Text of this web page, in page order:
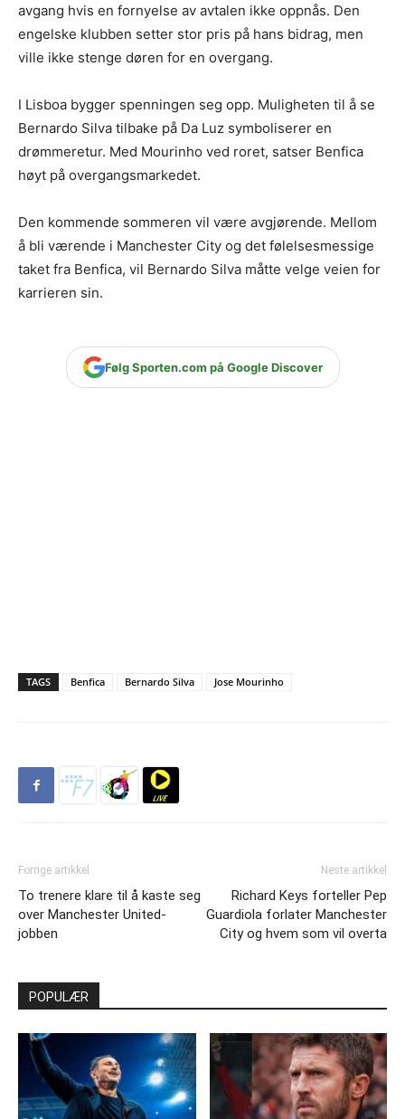
avgang hvis en fornyelse av avtalen ikke oppnås. Den
engelske klubben setter stor pris på hans bidrag, men
ville ikke stenge døren for en overgang.
I Lisboa bygger spenningen seg opp. Muligheten til å se
Bernardo Silva tilbake på Da Luz symboliserer en
drømmeretur. Med Mourinho ved roret, satser Benfica
høyt på overgangsmarkedet.
Den kommende sommeren vil være avgjørende. Mellom
å bli værende i Manchester City og det følelsesmessige
taket fra Benfica, vil Bernardo Silva måtte velge veien for
karrieren sin.
Følg Sporten.com på Google Discover
TAGS Benfica Bernardo Silva Jose Mourinho
Forrige artikkel
To trenere klare til å kaste seg
over Manchester United-
jobben
Neste artikkel
Richard Keys forteller Pep
Guardiola forlater Manchester
City og hvem som vil overta
POPULÆR